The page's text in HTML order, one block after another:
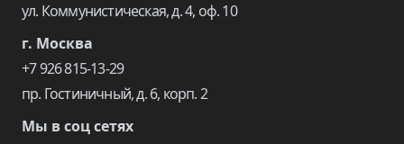
ул. Коммунистическая, д. 4, оф. 10
г. Москва
+7 926 815-13-29
пр. Гостиничный, д. 6, корп. 2
Мы в соц сетях